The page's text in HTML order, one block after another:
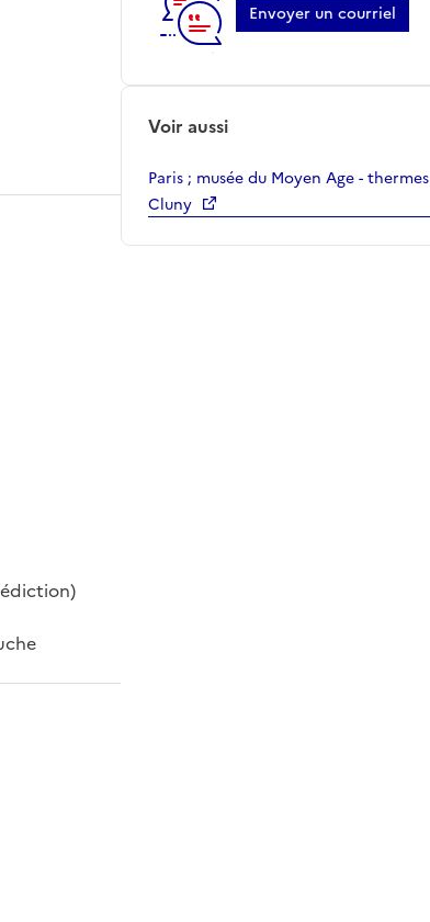
Envoyer un courriel
Voir aussi
Paris ; musée du Moyen Age -
Cluny